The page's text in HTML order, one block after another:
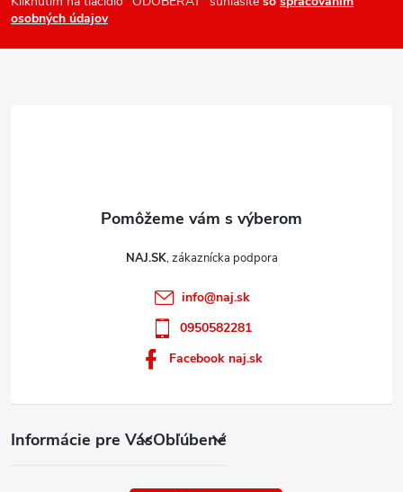
v
ý
i
osobných údajov
Informácie pre VásObľúbené
NAJ.SK
info@naj.sk
0950582281
Facebook naj.sk